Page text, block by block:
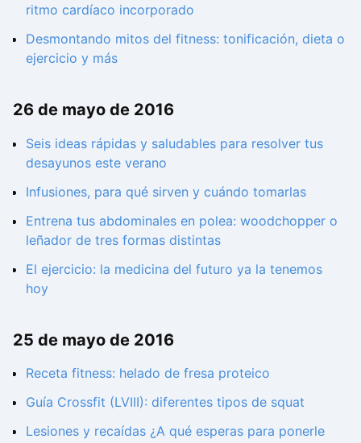
ritmo cardíaco incorporado
Desmontando mitos del fitness: tonificación, dieta o
ejercicio y más
26 de mayo de 2016
Seis ideas rápidas y saludables para resolver tus
desayunos este verano
Infusiones, para qué sirven y cuándo tomarlas
Entrena tus abdominales en polea: woodchopper o
leñador de tres formas distintas
El ejercicio: la medicina del futuro ya la tenemos
hoy
25 de mayo de 2016
Receta fitness: helado de fresa proteico
Guía Crossfit (LVIII): diferentes tipos de squat
Lesiones y recaídas ¿A qué esperas para ponerle